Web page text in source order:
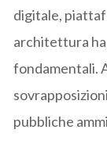
digitale,
architettura
fondamentali.
pubbliche